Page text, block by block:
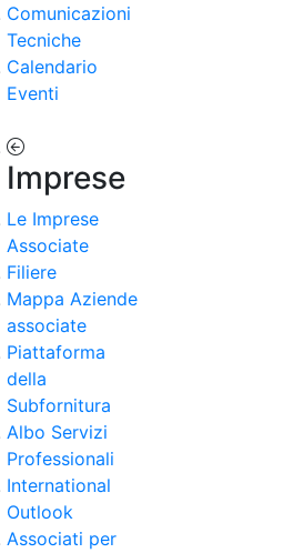
Comunicazioni
Tecniche
Calendario
Eventi
Imprese
Le Imprese
Associate
Filiere
Mappa Aziende
associate
Piattaforma
della
Subfornitura
Albo Servizi
Professionali
International
Outlook
Associati per